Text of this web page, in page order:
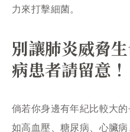
力來打擊細菌。
別讓肺炎威脅
病患者請留意！
倘若你身邊有年紀比較大
如高血壓、糖尿病、心臟